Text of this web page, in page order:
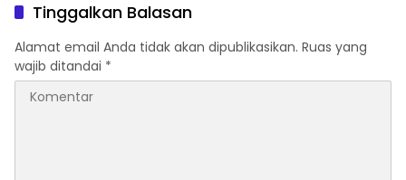
Tinggalkan Balasan
Alamat email Anda tidak akan dipublikasikan. Ruas yang
wajib ditandai *